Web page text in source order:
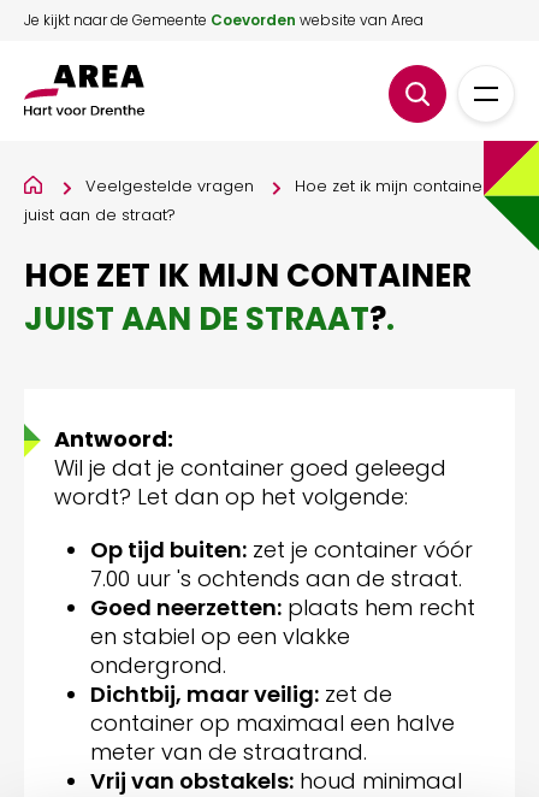
Je kijkt naar de Gemeente Coevorden website van Area
Veelgestelde vragen
Hoe zet ik mijn container
juist aan de straat?
HOE ZET IK MIJN CONTAINER
JUIST AAN DE STRAAT?.
Antwoord:
Wil je dat je container goed geleegd
wordt? Let dan op het volgende:
Op tijd buiten: zet je container vóór
7.00 uur 's ochtends aan de straat.
Goed neerzetten: plaats hem recht
en stabiel op een vlakke
ondergrond.
Dichtbij, maar veilig: zet de
container op maximaal een halve
meter van de straatrand.
Vrij van obstakels: houd minimaal